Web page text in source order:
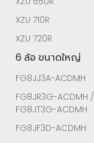
XZU 710R
XZU 720R
6 ล้อ ขนาดใหญ่
FG8JJ3A-ACDMH
FG8JR3G-ACDMH /
FG8JT3G-ACDMH
FG8JF3D-ACDMH